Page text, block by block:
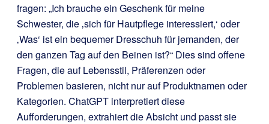
fragen: „Ich brauche ein Geschenk für meine
Schwester, die ‚sich für Hautpflege interessiert,‘ oder
‚Was‘ ist ein bequemer Dresschuh für jemanden, der
den ganzen Tag auf den Beinen ist?“ Dies sind offene
Fragen, die auf Lebensstil, Präferenzen oder
Problemen basieren, nicht nur auf Produktnamen oder
Kategorien. ChatGPT interpretiert diese
Aufforderungen, extrahiert die Absicht und passt sie